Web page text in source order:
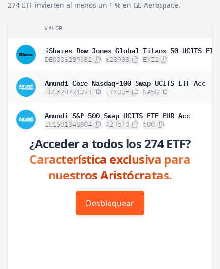
274 ETF invierten al menos un 1 % en GE Aerospace.
VALOR
DE0006289382 628938 EXI2
Amundi Core Nasdaq-100 Swap UCITS ETF Acc
LU1829221024 LYX00F NASD
Amundi S&P 500 Swap UCITS ETF EUR Acc
LU1681048804 A2H573 500
¿Acceder a todos los 274 ETF?
Característica exclusiva para
nuestros Aristócratas.
Desbloquear